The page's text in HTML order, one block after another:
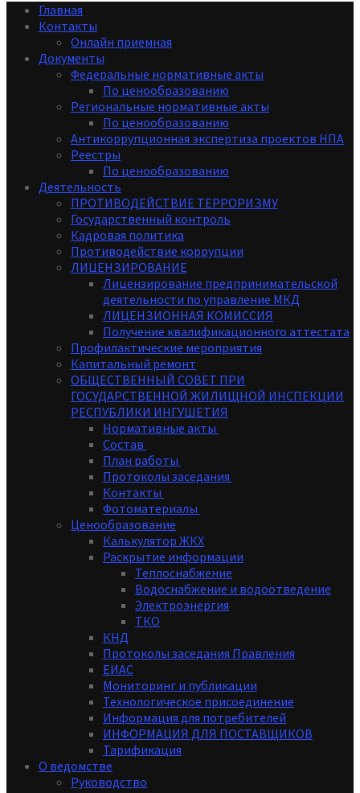
Главная
Контакты
Онлайн приемная
Документы
Федеральные нормативные акты
По ценообразованию
Региональные нормативные акты
По ценообразованию
Антикоррупционная экспертиза проектов НПА
Реестры
По ценообразованию
Деятельность
ПРОТИВОДЕЙСТВИЕ ТЕРРОРИЗМУ
Государственный контроль
Кадровая политика
Противодействие коррупции
ЛИЦЕНЗИРОВАНИЕ
Лицензирование предпринимательской
деятельности по управление МКД
ЛИЦЕНЗИОННАЯ КОМИССИЯ
Получение квалификационного аттестата
Профилактические мероприятия
Капитальный ремонт
ОБЩЕСТВЕННЫЙ СОВЕТ ПРИ
ГОСУДАРСТВЕННОЙ ЖИЛИЩНОЙ ИНСПЕКЦИИ
РЕСПУБЛИКИ ИНГУШЕТИЯ
Нормативные акты
Состав
План работы
Протоколы заседания
Контакты
Фотоматериалы
Ценообразование
Калькулятор ЖКХ
Раскрытие информации
Теплоснабжение
Водоснабжение и водоотведение
Электроэнергия
ТКО
КНД
Протоколы заседания Правления
ЕИАС
Мониторинг и публикации
Технологическое присоединение
Информация для потребителей
ИНФОРМАЦИЯ ДЛЯ ПОСТАВЩИКОВ
Тарификация
О ведомстве
Руководство